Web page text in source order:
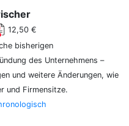
12,50 €
bisherigen
des Unternehmens –
und weitere Änderungen, wie
und Firmensitze.